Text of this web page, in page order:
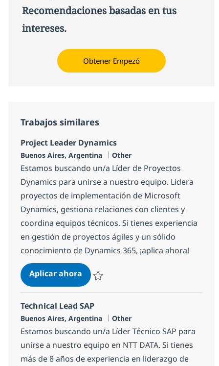
Recomendaciones basadas en tus
intereses.
Obtener Empezó
Trabajos similares
Project Leader Dynamics
Ubicación
Buenos Aires, Argentina Categoría
Other
Estamos buscando un/a Líder de Proyectos
Dynamics para unirse a nuestro equipo. Lidera
proyectos de implementación de Microsoft
Dynamics, gestiona relaciones con clientes y
coordina equipos técnicos. Si tienes experiencia
en gestión de proyectos ágiles y un sólido
conocimiento de Dynamics 365, ¡aplica ahora!
Aplicar ahoraProject Leader Dynamics
Technical Lead SAP
Ubicación
Buenos Aires, Argentina Categoría
Other
Estamos buscando un/a Líder Técnico SAP para
unirse a nuestro equipo en NTT DATA. Si tienes
más de 8 años de experiencia en liderazgo de